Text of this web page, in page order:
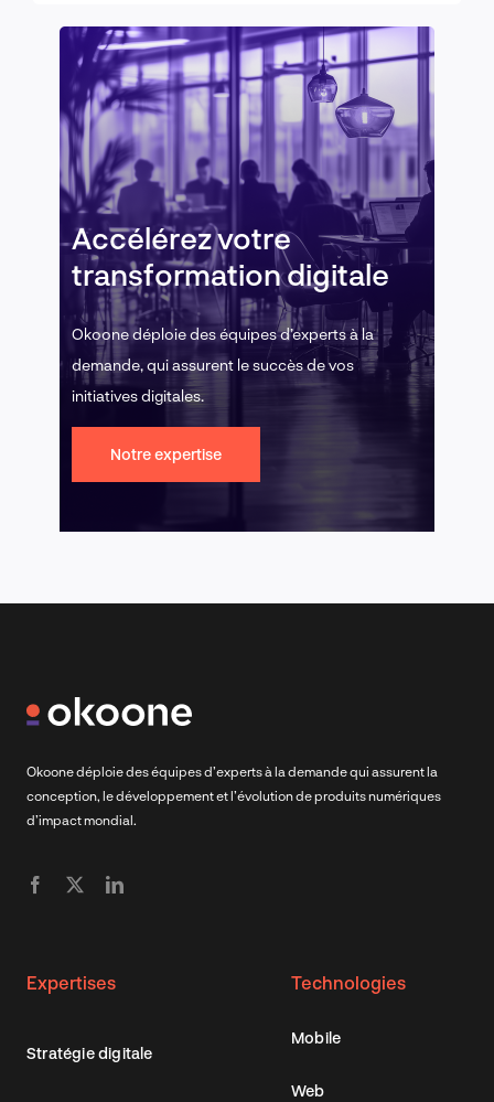
Accélérez votre
transformation digitale
Okoone déploie des équipes d’experts à la
demande, qui assurent le succès de vos
initiatives digitales.
Notre expertise
Okoone déploie des équipes d’experts à la demande qui assurent la
conception, le développement et l’évolution de produits numériques
d’impact mondial.
Expertises
Stratégie digitale
Technologies
Mobile
Web